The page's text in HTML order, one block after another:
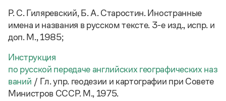
Журнал
Новости и события
Статьи
Монологи
Интервью
Лекции и подкасты
Р. С. Гиляревский, Б. А. Старостин. Иностранные
имена и названия в русском тексте. 3-е изд., испр. и
доп. М., 1985;
Инструкция
по русской передаче английских географических наз
ваний / Гл. упр. геодезии и картографии при Совете
Министров СССР. М., 1975.